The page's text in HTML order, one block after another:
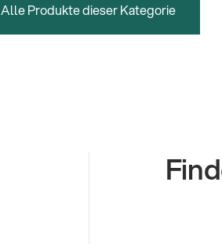
Alle Produkte dieser Kategorie